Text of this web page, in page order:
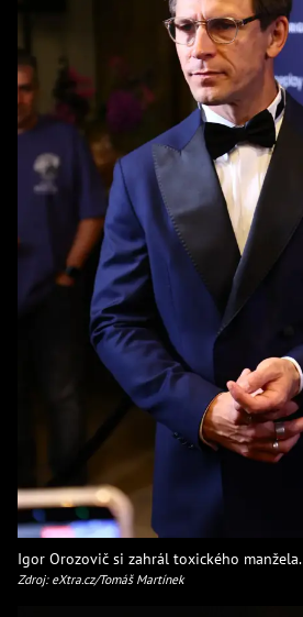
Igor Orozovič si zahrál toxického manžela.
Zdroj: eXtra.cz/Tomáš Martínek